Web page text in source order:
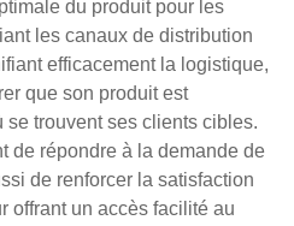
du produit pour les
les canaux de distribution
efficacement la logistique,
que son produit est
trouvent ses clients cibles.
de répondre à la demande de
de renforcer la satisfaction
offrant un accès facilité au